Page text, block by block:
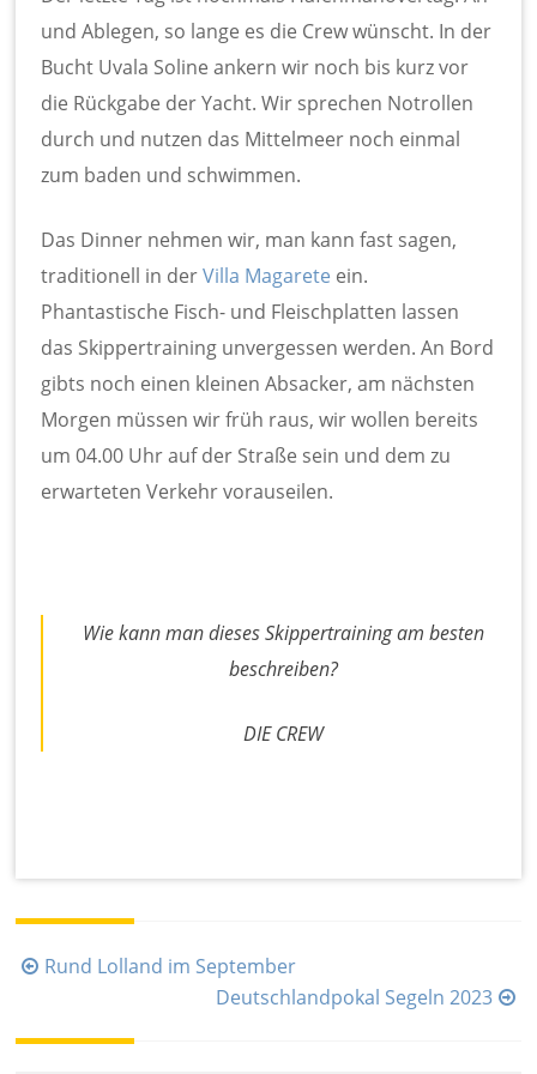
und Ablegen, so lange es die Crew wünscht. In der
Bucht Uvala Soline ankern wir noch bis kurz vor
die Rückgabe der Yacht. Wir sprechen Notrollen
durch und nutzen das Mittelmeer noch einmal
zum baden und schwimmen.
Das Dinner nehmen wir, man kann fast sagen,
traditionell in derVilla Magarete ein.
Phantastische Fisch- und Fleischplatten lassen
das Skippertraining unvergessen werden. An Bord
gibts noch einen kleinen Absacker, am nächsten
Morgen müssen wir früh raus, wir wollen bereits
um 04.00 Uhr auf der Straße sein und dem zu
erwarteten Verkehr vorauseilen.
Wie kann man dieses Skippertraining am besten
beschreiben?
DIE CREW
Beitragsnavigation
Rund Lolland im September
Deutschlandpokal Segeln 2023